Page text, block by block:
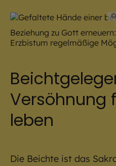
Beziehung zu Gott
Erzbistum regelmäßige
Versöhnung
leben
Die Beichte ist das